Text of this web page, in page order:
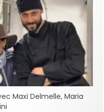
Maxi Delmelle, Maria